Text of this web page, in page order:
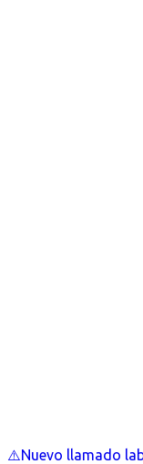
⚠️Nuevo llamado